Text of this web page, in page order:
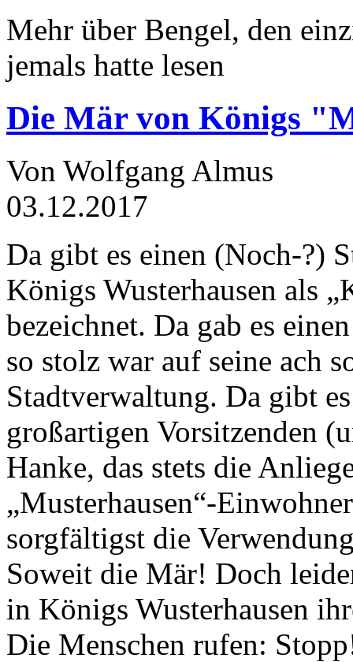
Mehr über Bengel, den
jemals hatte lesen
Die Mär von Königs
Von Wolfgang Almus
03.12.2017
Da gibt es einen (Noch-?)
Königs Wusterhausen als
bezeichnet. Da gab es
so stolz war auf seine ach
Stadtverwaltung. Da gibt
großartigen Vorsitzenden
Hanke, das stets die
„Musterhausen“-
sorgfältigst die
Soweit die Mär! Doch
in Königs Wusterhausen
Die Menschen rufen: